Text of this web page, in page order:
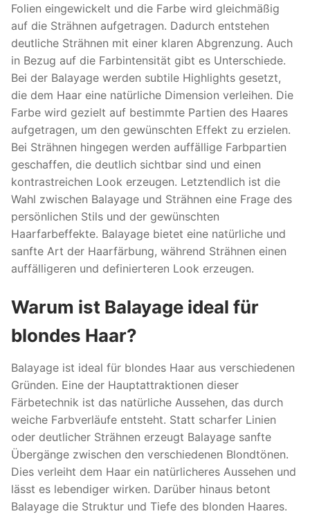
Folien eingewickelt und die Farbe wird gleichmäßig
auf die Strähnen aufgetragen. Dadurch entstehen
deutliche Strähnen mit einer klaren Abgrenzung. Auch
in Bezug auf die Farbintensität gibt es Unterschiede.
Bei der Balayage werden subtile Highlights gesetzt,
die dem Haar eine natürliche Dimension verleihen. Die
Farbe wird gezielt auf bestimmte Partien des Haares
aufgetragen, um den gewünschten Effekt zu erzielen.
Bei Strähnen hingegen werden auffällige Farbpartien
geschaffen, die deutlich sichtbar sind und einen
kontrastreichen Look erzeugen. Letztendlich ist die
Wahl zwischen Balayage und Strähnen eine Frage des
persönlichen Stils und der gewünschten
Haarfarbeffekte. Balayage bietet eine natürliche und
sanfte Art der Haarfärbung, während Strähnen einen
auffälligeren und definierteren Look erzeugen.
Warum ist Balayage ideal für
blondes Haar?
Balayage ist ideal für blondes Haar aus verschiedenen
Gründen. Eine der Hauptattraktionen dieser
Färbetechnik ist das natürliche Aussehen, das durch
weiche Farbverläufe entsteht. Statt scharfer Linien
oder deutlicher Strähnen erzeugt Balayage sanfte
Übergänge zwischen den verschiedenen Blondtönen.
Dies verleiht dem Haar ein natürlicheres Aussehen und
lässt es lebendiger wirken. Darüber hinaus betont
Balayage die Struktur und Tiefe des blonden Haares.